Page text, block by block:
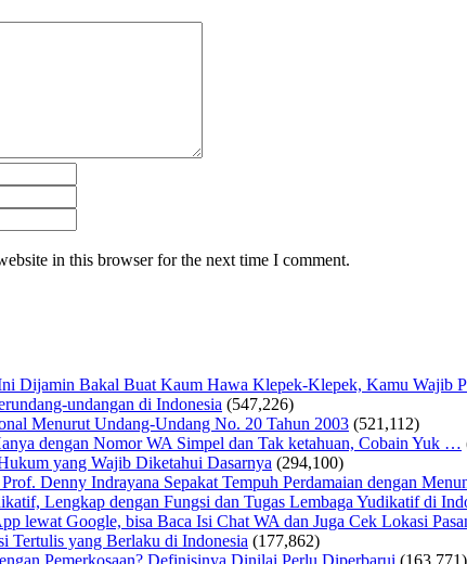
in this browser for the next time I comment.
Dijamin Bakal Buat Kaum Hawa Klepek-Klepek, Kamu Wajib
undangan di Indonesia (547,226)
Menurut Undang-Undang No. 20 Tahun 2003 (521,112)
dengan Nomor WA Simpel dan Tak ketahuan, Cobain Yuk …
yang Wajib Diketahui Dasarnya (294,100)
Denny Indrayana Sepakat Tempuh Perdamaian dengan
Lengkap dengan Fungsi dan Tugas Lembaga Yudikatif di
lewat Google, bisa Baca Isi Chat WA dan Juga Cek Lokasi
Tertulis yang Berlaku di Indonesia (177,862)
Pemerkosaan? Definisinya Dinilai Perlu Diperbarui (163,771)